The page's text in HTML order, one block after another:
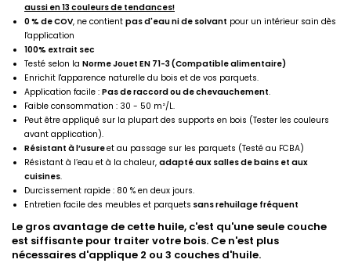
aussi en 13 couleurs de tendances!
0 % de COV, ne contient pas d'eau ni de solvant pour un intérieur sain dès
l'application
100% extrait sec
Testé selon la Norme Jouet EN 71-3 (Compatible alimentaire)
Enrichit l'apparence naturelle du bois et de vos parquets.
Application facile : Pas de raccord ou de chevauchement.
Faible consommation : 30 - 50 m²/L.
Peut être appliqué sur la plupart des supports en bois (Tester les couleurs
avant application).
Résistant à l’usureet au passage sur les parquets (Testé au FCBA)
Résistant à l’eau et à la chaleur, adapté aux salles de bains et aux
cuisines.
Durcissement rapide : 80 % en deux jours.
Entretien facile des meubles et parquets sans rehuilage fréquent
Le gros avantage de cette huile, c'est qu'une seule couche
est siffisante pour traiter votre bois. Ce n'est plus
nécessaires d'applique 2 ou 3 couches d'huile.